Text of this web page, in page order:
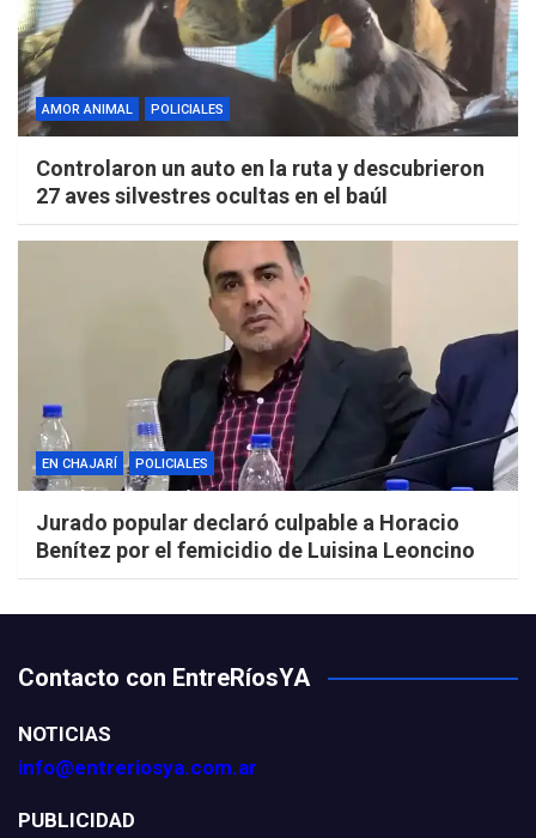
AMOR ANIMAL POLICIALES
Controlaron un auto en la ruta y descubrieron
27 aves silvestres ocultas en el baúl
EN CHAJARÍ POLICIALES
Jurado popular declaró culpable a Horacio
Benítez por el femicidio de Luisina Leoncino
Contacto con EntreRíosYA
NOTICIAS
info@entreriosya.com.ar
PUBLICIDAD